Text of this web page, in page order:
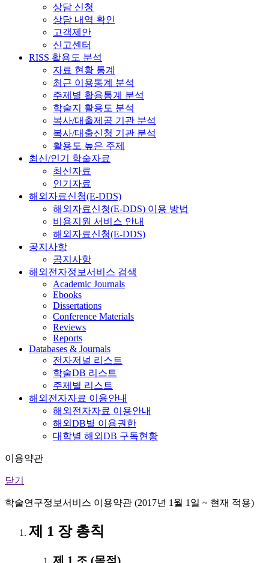
상담 신청
상담 내역 확인
고객제안
신고센터
RISS 활용도 분석
자료 현황 통계
최근 이용통계 분석
주제별 활용통계 분석
학술지 활용도 분석
복사/대출제공 기관 분석
복사/대출신청 기관 분석
활용도 높은 주제
최신/인기 학술자료
최신자료
인기자료
해외자료신청(E-DDS)
해외자료신청(E-DDS) 이용 방법
비용지원 서비스 안내
해외자료신청(E-DDS)
공지사항
공지사항
해외전자정보서비스 검색
Academic Journals
Ebooks
Dissertations
Conference Materials
Reviews
Reports
Databases & Journals
전자저널 리스트
학술DB 리스트
주제별 리스트
해외전자자료 이용안내
해외전자자료 이용안내
해외DB별 이용권한
대학별 해외DB 구독현황
이용약관
닫기
학술연구정보서비스 이용약관 (2017년 1월 1일 ~ 현재 적용)
제 1 장 총칙
제 1 조 (목적)